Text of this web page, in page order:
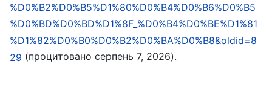
%D0%B2%D0%B5%D1%80%D0%B4%D0%B6%D0%B5
%D0%BD%D0%BD%D1%8F_%D0%B4%D0%BE%D1%81
%D1%82%D0%B0%D0%B2%D0%BA%D0%B8&oldid=8
29 (процитовано серпень 7, 2026).